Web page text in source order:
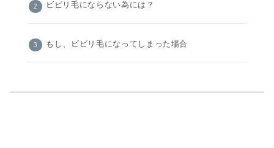
ビビリ毛にならない為には？
もし、ビビリ毛になってしまった場合